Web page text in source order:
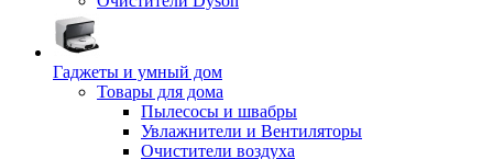
Гаджеты и умный дом
Товары для дома
Пылесосы и швабры
Увлажнители и Вентиляторы
Очистители воздуха